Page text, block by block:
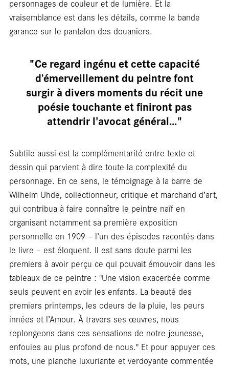
personnages de couleur et de lumière. Et la
vraisemblance est dans les détails, comme la bande
garance sur le pantalon des douaniers.
"Ce regard ingénu et cette capacité
d’émerveillement du peintre font
surgir à divers moments du récit une
poésie touchante et finiront pas
attendrir l'avocat général..."
Subtile aussi est la complémentarité entre texte et
dessin qui parvient à dire toute la complexité du
personnage. En ce sens, le témoignage à la barre de
Wilhelm Uhde, collectionneur, critique et marchand d’art,
qui contribua à faire connaître le peintre naïf en
organisant notamment sa première exposition
personnelle en 1909 – l’un des épisodes racontés dans
le livre – est éloquent. Il est sans doute parmi les
premiers à avoir perçu ce qui pouvait émouvoir dans les
tableaux de ce peintre : "Une vision exacerbée comme
seuls peuvent en avoir les enfants. La beauté des
premiers printemps, les odeurs de la pluie, les peurs
innées et l’Amour. À travers ses œuvres, nous
replongeons dans ces sensations de notre jeunesse,
enfouies au plus profond de nous." Et pour appuyer ces
mots, une planche luxuriante et verdoyante commentée